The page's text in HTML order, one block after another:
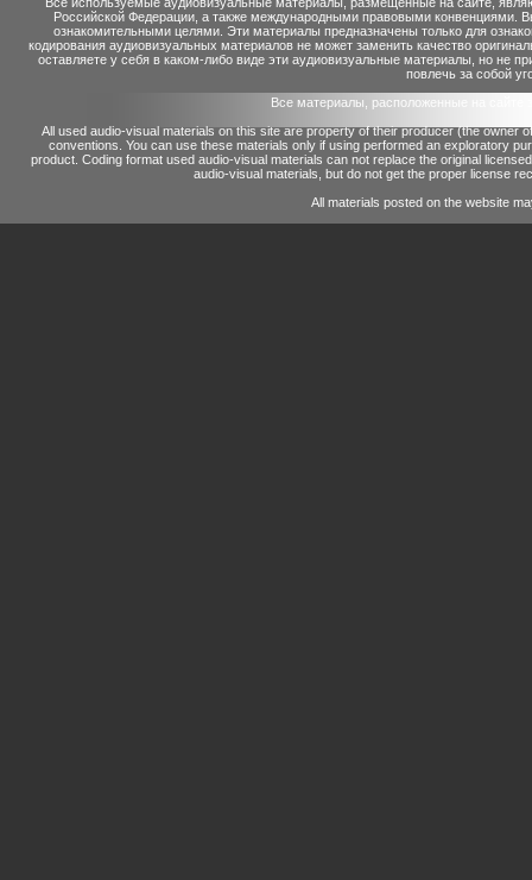
Российской Федерации, а также международными правовыми конвенциями.
ознакомительными целями. Эти материалы предназначены только для
кодирования аудиовизуальных материалов не может заменить качество
оставляете у себя в каком-либо виде эти аудиовизуальные материалы, но не
повлечь за собой
Все материалы, расположенные на сайте
All used audio-visual materials on this site are property of their producer (the owner
conventions. You can use these materials only if using performed an exploratory
product. Coding format used audio-visual materials can not replace the original
audio-visual materials, but do not get the proper license
All materials posted on the website